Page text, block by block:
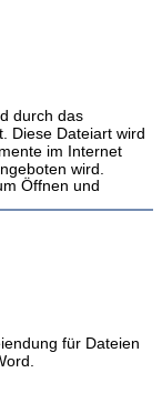
durch das
Diese Dateiart wird
im Internet
wird.
Öffnen und
für Dateien